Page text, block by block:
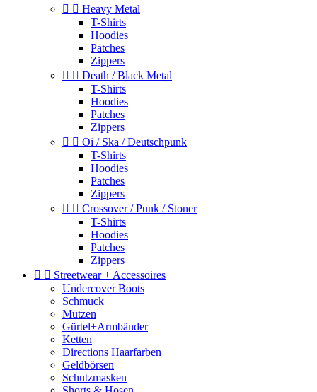
  Heavy Metal
T-Shirts
Hoodies
Patches
Zippers
  Death / Black Metal
T-Shirts
Hoodies
Patches
Zippers
  Oi / Ska / Deutschpunk
T-Shirts
Hoodies
Patches
Zippers
  Crossover / Punk / Stoner
T-Shirts
Hoodies
Patches
Zippers
  Streetwear + Accessoires
Undercover Boots
Schmuck
Mützen
Gürtel+Armbänder
Ketten
Directions Haarfarben
Geldbörsen
Schutzmasken